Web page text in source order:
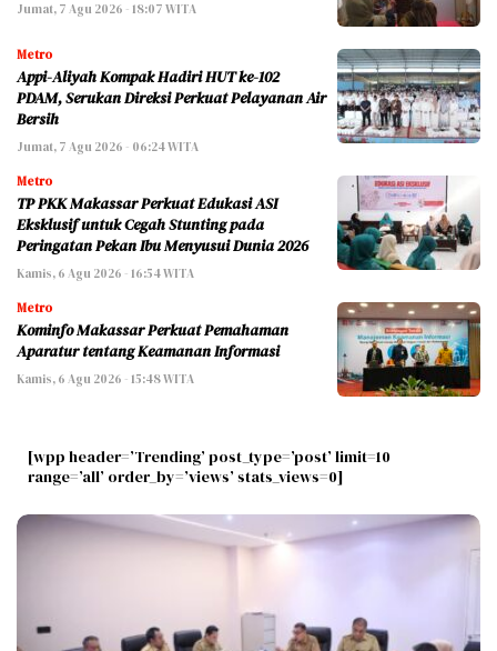
Jumat, 7 Agu 2026 - 18:07 WITA
Metro
Appi-Aliyah Kompak Hadiri HUT ke-102
PDAM, Serukan Direksi Perkuat Pelayanan Air
Bersih
Jumat, 7 Agu 2026 - 06:24 WITA
Metro
TP PKK Makassar Perkuat Edukasi ASI
Eksklusif untuk Cegah Stunting pada
Peringatan Pekan Ibu Menyusui Dunia 2026
Kamis, 6 Agu 2026 - 16:54 WITA
Metro
Kominfo Makassar Perkuat Pemahaman
Aparatur tentang Keamanan Informasi
Kamis, 6 Agu 2026 - 15:48 WITA
[wpp header=’Trending’ post_type=’post’ limit=10
range=’all’ order_by=’views’ stats_views=0]